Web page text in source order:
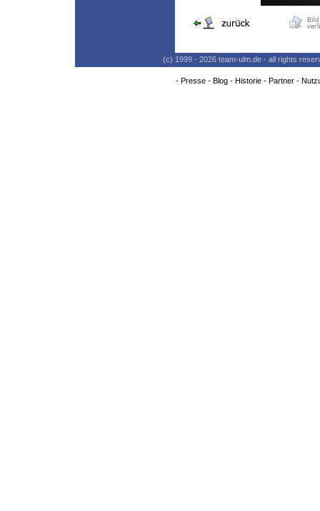
(c) 1999 - 2026 team-ulm.de - all rights
- Presse- Blog- Historie- Partner-